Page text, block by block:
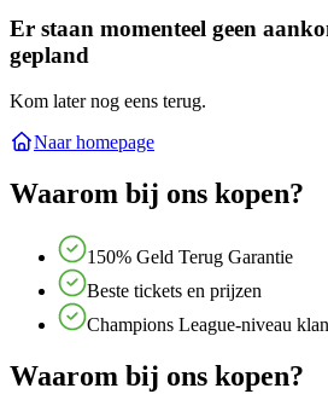
Er staan momenteel geen
gepland
Kom later nog eens terug.
Naar homepage
Waarom bij ons kopen?
150% Geld Terug Garantie
Beste tickets en prijzen
Champions League-niveau
Waarom bij ons kopen?